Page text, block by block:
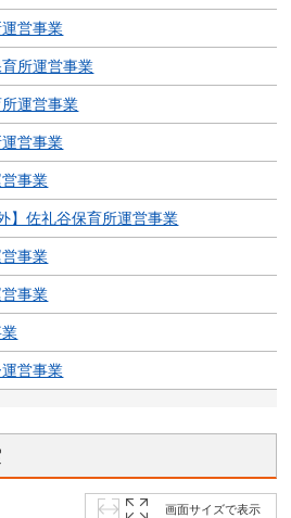
営事業
所運営事業
運営事業
営事業
事業
】佐礼谷保育所運営事業
営事業
事業
営事業
画面サイズで表示